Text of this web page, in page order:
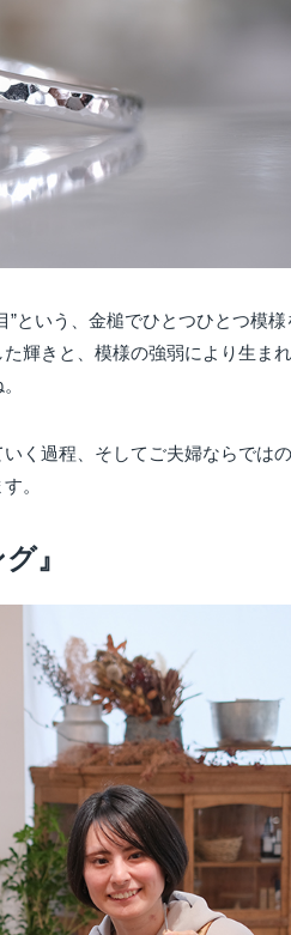
という、金槌でひとつひとつ模
輝きと、模様の強弱により生ま
く過程、そしてご夫婦ならでは
。
』